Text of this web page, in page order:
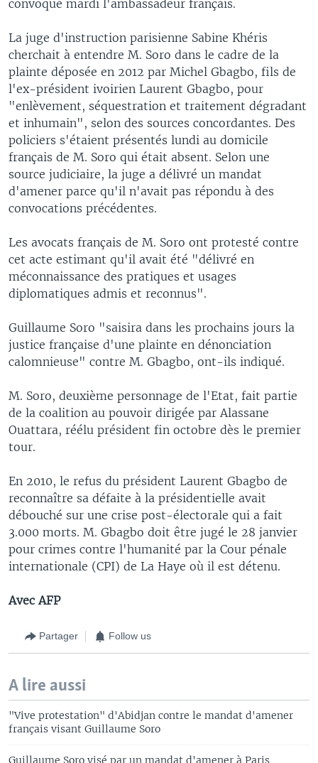
convoqué mardi l'ambassadeur français.
La juge d'instruction parisienne Sabine Khéris
cherchait à entendre M. Soro dans le cadre de la
plainte déposée en 2012 par Michel Gbagbo, fils de
l'ex-président ivoirien Laurent Gbagbo, pour
"enlèvement, séquestration et traitement dégradant
et inhumain", selon des sources concordantes. Des
policiers s'étaient présentés lundi au domicile
français de M. Soro qui était absent. Selon une
source judiciaire, la juge a délivré un mandat
d'amener parce qu'il n'avait pas répondu à des
convocations précédentes.
Les avocats français de M. Soro ont protesté contre
cet acte estimant qu'il avait été "délivré en
méconnaissance des pratiques et usages
diplomatiques admis et reconnus".
Guillaume Soro "saisira dans les prochains jours la
justice française d'une plainte en dénonciation
calomnieuse" contre M. Gbagbo, ont-ils indiqué.
M. Soro, deuxième personnage de l'Etat, fait partie
de la coalition au pouvoir dirigée par Alassane
Ouattara, réélu président fin octobre dès le premier
tour.
En 2010, le refus du président Laurent Gbagbo de
reconnaître sa défaite à la présidentielle avait
débouché sur une crise post-électorale qui a fait
3.000 morts. M. Gbagbo doit être jugé le 28 janvier
pour crimes contre l'humanité par la Cour pénale
internationale (CPI) de La Haye où il est détenu.
Avec AFP
Partager Follow us
A lire aussi
"Vive protestation" d'Abidjan contre le mandat d'amener
français visant Guillaume Soro
Guillaume Soro visé par un mandat d'amener à Paris